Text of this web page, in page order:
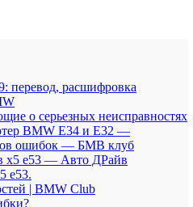
расшифровка
о серьезных неисправностях
BMW E34 и E32 —
ошибок — БМВ клуб
х5 е53 — Авто ДРайв
е53.
| BMW Club